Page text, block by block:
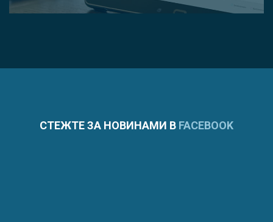
СТЕЖТЕ ЗА НОВИНАМИ В FACEBOOK